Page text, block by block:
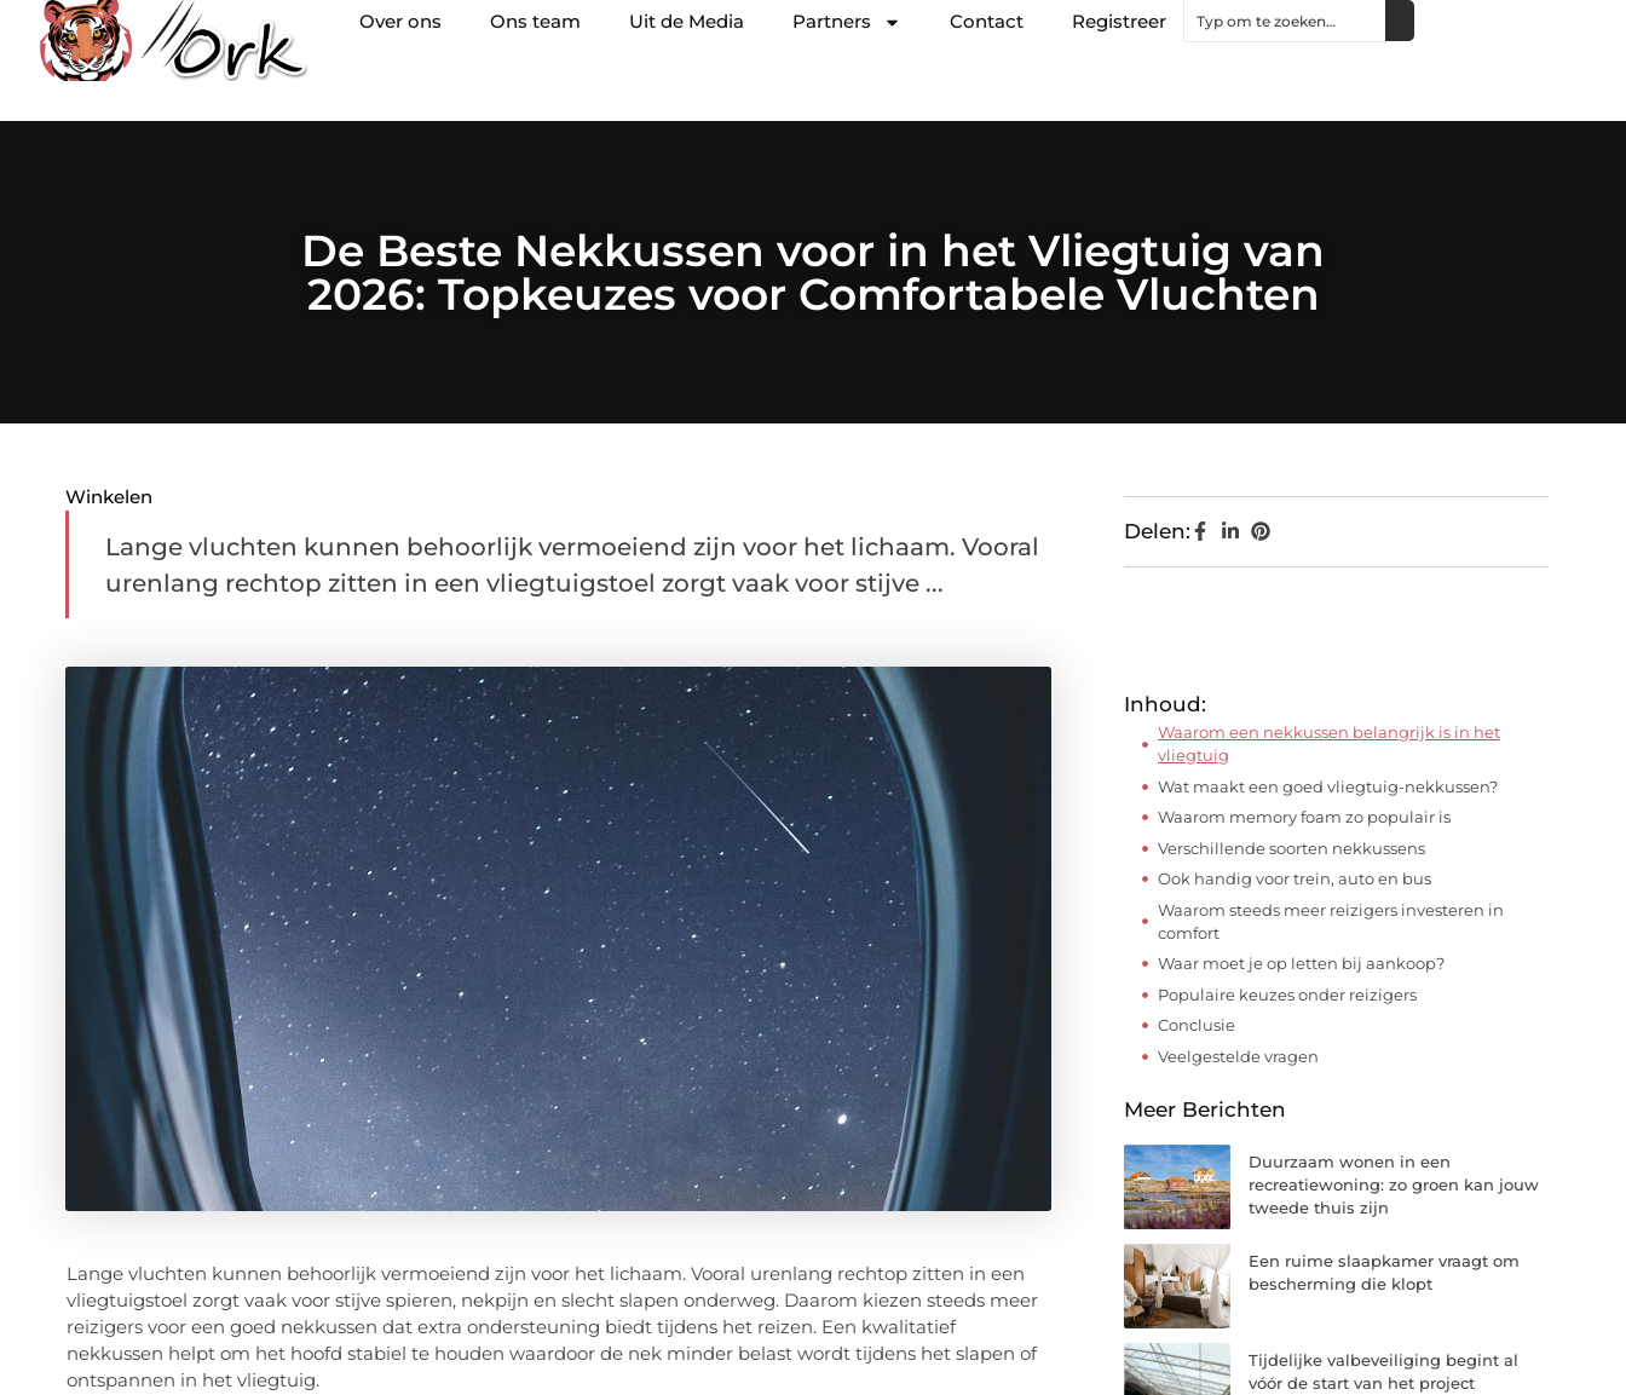
Over ons Ons team Uit de Media Partners Contact Registreer
De Beste Nekkussen voor in het Vliegtuig van
2026: Topkeuzes voor Comfortabele Vluchten
Winkelen
Lange vluchten kunnen behoorlijk vermoeiend zijn voor het lichaam. Vooral
urenlang rechtop zitten in een vliegtuigstoel zorgt vaak voor stijve ...
Lange vluchten kunnen behoorlijk vermoeiend zijn voor het lichaam. Vooral urenlang rechtop zitten in een
vliegtuigstoel zorgt vaak voor stijve spieren, nekpijn en slecht slapen onderweg. Daarom kiezen steeds meer
reizigers voor een goed nekkussen dat extra ondersteuning biedt tijdens het reizen. Een kwalitatief
nekkussen helpt om het hoofd stabiel te houden waardoor de nek minder belast wordt tijdens het slapen of
ontspannen in het vliegtuig.
Delen:
Inhoud:
Waarom een nekkussen belangrijk is in het
vliegtuig
Wat maakt een goed vliegtuig-nekkussen?
Waarom memory foam zo populair is
Verschillende soorten nekkussens
Ook handig voor trein, auto en bus
Waarom steeds meer reizigers investeren in
comfort
Waar moet je op letten bij aankoop?
Populaire keuzes onder reizigers
Conclusie
Veelgestelde vragen
Meer Berichten
Duurzaam wonen in een
recreatiewoning: zo groen kan jouw
tweede thuis zijn
Een ruime slaapkamer vraagt om
bescherming die klopt
Tijdelijke valbeveiliging begint al
vóór de start van het project